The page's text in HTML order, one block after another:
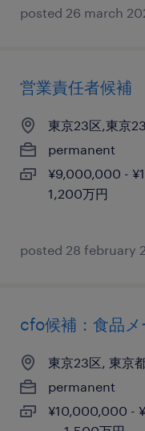
posted 26 march
営業責任者候補
東京23区,東京
permanent
¥9,000,000 -
1,200万円
posted 28 february
cfo候補：食品メ
東京23区, 東京
permanent
¥10,000,000 -